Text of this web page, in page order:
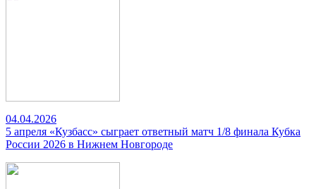
04.04.2026
5 апреля «Кузбасс» сыграет ответный матч 1/8 финала Кубка
России 2026 в Нижнем Новгороде